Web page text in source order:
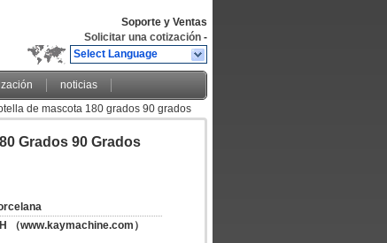
Soporte y Ventas
Solicitar una cotización -
Select Language
noticias
de mascota 180 grados 90 grados
Grados 90 Grados
（www.kaymachine.com）